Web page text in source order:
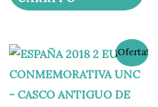
¡Oferta!
El
precio
original
era:
65,00 €.
El
precio
actual
es:
59,95 €.